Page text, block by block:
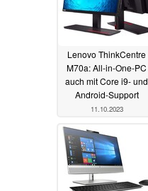
Lenovo ThinkCentre
M70a: All-in-One-PC
auch mit Core i9- und
Android-Support
11.10.2023